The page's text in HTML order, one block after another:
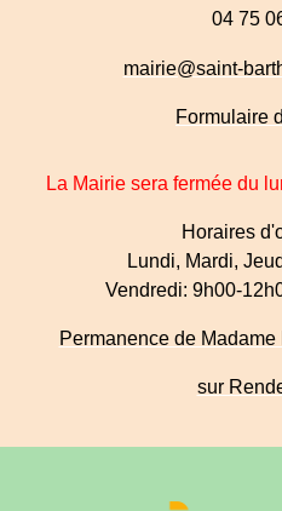
04 75
mairie@saint-
Formulaire
La Mairie sera fermée du
Horaires
Lundi, Mardi,
Vendredi: 9h00-
Permanence de
sur